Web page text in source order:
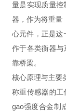
量是实现质量
器，作为将重量
心元件，正是这
作于各类衡器
靠桥梁。
核心原理与主要
称重传感器的工
gao强度合金制